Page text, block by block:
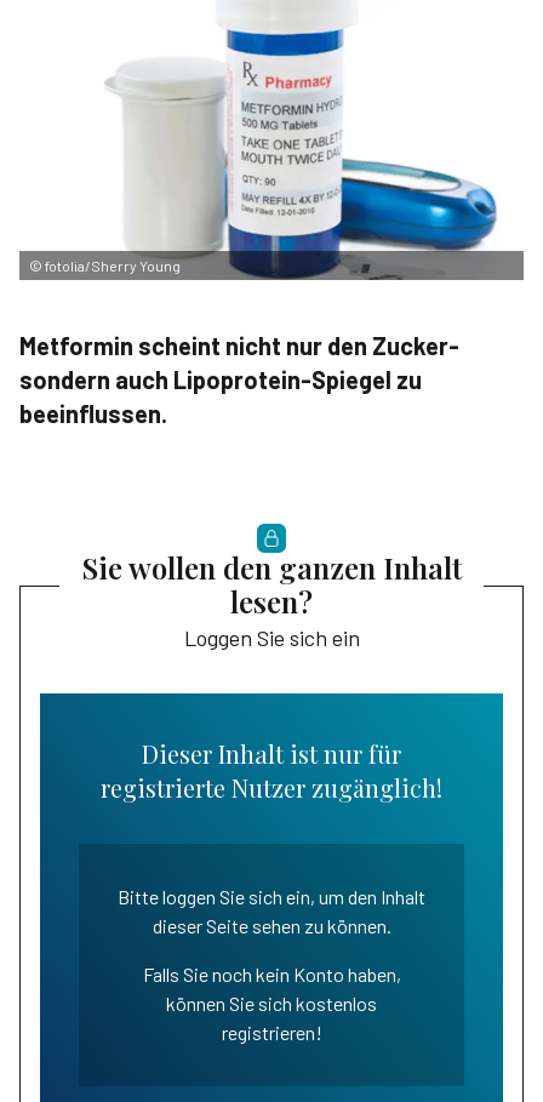
© fotolia/Sherry Young
Metformin scheint nicht nur den Zucker-
sondern auch Lipoprotein-Spiegel zu
beeinflussen.
Sie wollen den ganzen Inhalt
lesen?
Loggen Sie sich ein
Dieser Inhalt ist nur für
registrierte Nutzer zugänglich!
Bitte loggen Sie sich ein, um den Inhalt
dieser Seite sehen zu können.
Falls Sie noch kein Konto haben,
können Sie sich kostenlos
registrieren!